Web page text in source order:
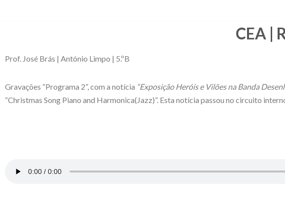
o
CEA |
Prof. José Brás | António Limpo | 5.ºB
Gravações “Programa 2”, com a notícia “Exposição Heróis e Vilões na Banda
“Christmas Song Piano and Harmonica(Jazz)”. Esta notícia passou no circuito